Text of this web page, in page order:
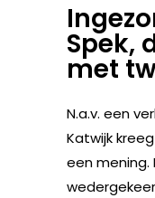
Spek,
met
N.a.v. een
Katwijk
een mening.